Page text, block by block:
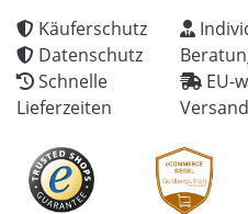
Käuferschutz
Datenschutz
Schnelle
Lieferzeiten
EU-
Versand